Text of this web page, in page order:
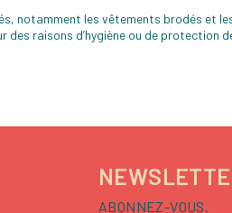
notamment les vêtements brodés et
raisons d’hygiène ou de protection
ABONNEZ-VOUS.